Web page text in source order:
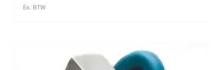
Ex. BTW